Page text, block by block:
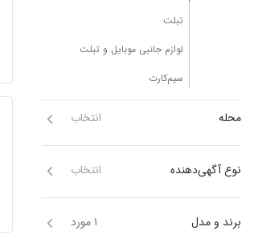
تبلت
لوازم جانبی موبایل و تبلت
سیم‌کارت
محله انتخاب
نوع آگهی‌دهنده انتخاب
برند و مدل ۱ مورد